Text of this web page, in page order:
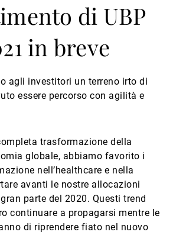
di UBP
in breve
agli investitori un terreno irto di
essere percorso con agilità e
trasformazione della
globale, abbiamo favorito i
nell’healthcare e nella
avanti le nostre allocazioni
parte del 2020. Questi trend
continuare a propagarsi mentre le
di riprendere fiato nel nuovo